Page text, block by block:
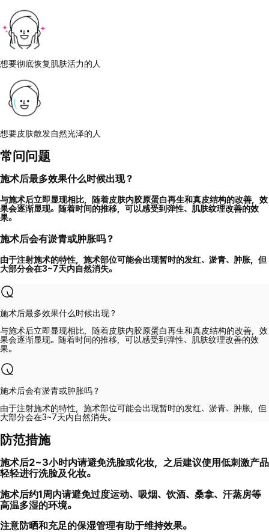
想要彻底恢复肌肤活力的人
想要皮肤散发自然光泽的人
常问问题
施术后最多效果什么时候出现？
与施术后立即显现相比，随着皮肤内胶原蛋白再生和真皮结构的改善，效
果会逐渐显现。随着时间的推移，可以感受到弹性、肌肤纹理改善的效
果。
施术后会有淤青或肿胀吗？
由于注射施术的特性，施术部位可能会出现暂时的发红、淤青、肿胀，但
大部分会在3~7天内自然消失。
施术后最多效果什么时候出现？
与施术后立即显现相比，随着皮肤内胶原蛋白再生和真皮结构的改善，效
果会逐渐显现。随着时间的推移，可以感受到弹性、肌肤纹理改善的效
果。
施术后会有淤青或肿胀吗？
由于注射施术的特性，施术部位可能会出现暂时的发红、淤青、肿胀，但
大部分会在3~7天内自然消失。
防范措施
施术后2~3小时内请避免洗脸或化妆，之后建议使用低刺激产品
轻轻进行洗脸及化妆。
施术后约1周内请避免过度运动、吸烟、饮酒、桑拿、汗蒸房等
高温多湿的环境。
注意防晒和充足的保湿管理有助于维持效果。